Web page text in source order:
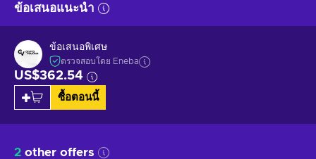
ข้อเสนอแนะนำ
ข้อเสนอพิเศษ
ตรวจสอบโดย Eneba
US$362.54
ซื้อตอนนี้
2 other offers